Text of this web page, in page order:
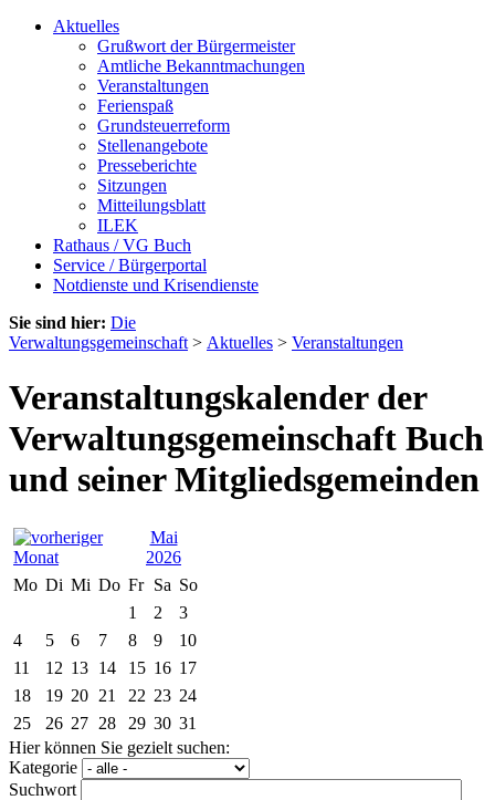
Aktuelles
Grußwort der Bürgermeister
Amtliche Bekanntmachungen
Veranstaltungen
Ferienspaß
Grundsteuerreform
Stellenangebote
Presseberichte
Sitzungen
Mitteilungsblatt
ILEK
Rathaus / VG Buch
Service / Bürgerportal
Notdienste und Krisendienste
Sie sind hier: Die
Verwaltungsgemeinschaft > Aktuelles > Veranstaltungen
Veranstaltungskalender der
Verwaltungsgemeinschaft Buch
und seiner Mitgliedsgemeinden
Mai
2026
Mo Di Mi Do Fr Sa So
1
2
3
4
5 6 7 8 9
10
11
12 13 14 15 16 17
18
19 20 21 22 23 24
25
26 27 28 29 30 31
Hier können Sie gezielt suchen:
Kategorie
Suchwort